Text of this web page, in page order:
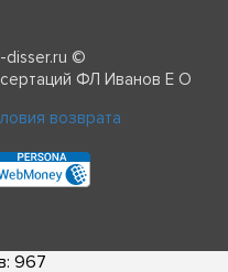
disser.ru ©
ФЛ Иванов Е О
возврата
967